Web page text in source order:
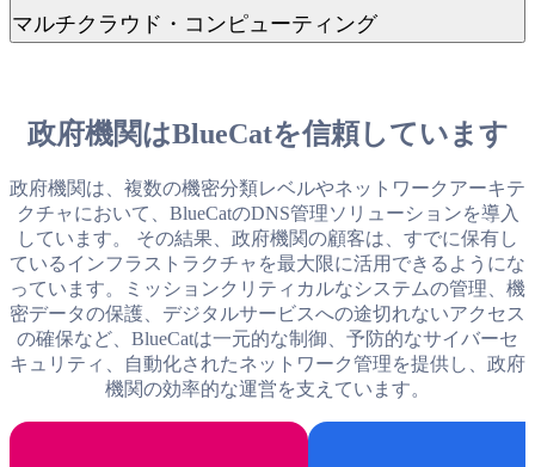
ューションは、既存のSIEMやSOARソリューションと統合
され、セキュリティチームに必要な関連データを提供しま
ワーク自動化および統合機能は
毎日数十万件の変更を自動化
きないことを認識しているため、BlueCatのソリューション
は、当社のプロフェッショナルサービスチームの支援によ
り、お客様の具体的な自動化ニーズに合わせてカスタマイズ
することも可能です。
ルチベンダーアプローチを採用することがよくあります。し
かし、マルチベンダーソリューションでは、設定のドリフト
ールやロードバランサーにわたる設定のドリフトを管理する
だけでなく、セキュリティ環境やDNS環境の健全性とパフ
ォーマンスを監視するのに役立ちます。
LiveAssuranceは、パフォーマンスの問題を引き起こす可能性
のある 課題に対して予防的なアラートを提供し、ネットワー
クに影響が出る前に問題を解決するための推奨される是正措
置を生成します。
マルチクラウド・コンピューティング
フラコストの削減を目的として、クラウドベースのソリュー
ションへの移行を進めています。シャドーITのリスクがある
が起きているかを完全に可視化し、制御し続けることがこれ
まで以上に重要になっています。BlueCatのマルチクラウド
管理ソリューションは、クラウド環境のエンドツーエンドの
可視化と最適化を実現します。
政府機関はBlueCatを信頼しています
政府機関は、複数の機密分類レベルやネットワークアーキテ
クチャにおいて、BlueCatのDNS管理ソリューションを導入
しています。 その結果、政府機関の顧客は、すでに保有し
ているインフラストラクチャを最大限に活用できるようにな
っています。ミッションクリティカルなシステムの管理、機
密データの保護、デジタルサービスへの途切れないアクセス
の確保など、BlueCatは一元的な制御、予防的なサイバーセ
キュリティ、自動化されたネットワーク管理を提供し、政府
機関の効率的な運営を支えています。